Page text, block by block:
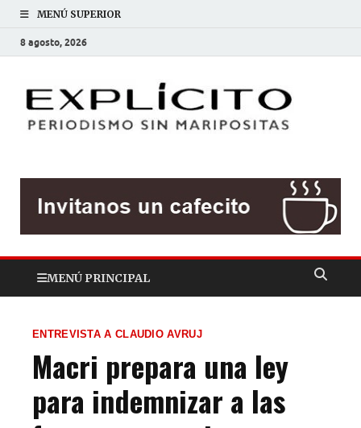
MENÚ SUPERIOR
8 agosto, 2026
MENÚ PRINCIPAL
ENTREVISTA A CLAUDIO AVRUJ
Macri prepara una ley
para indemnizar a las